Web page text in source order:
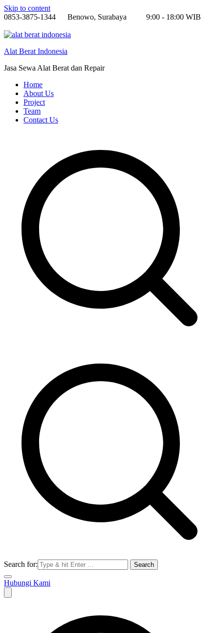
Skip to content
0853-3875-1344
Benowo, Surabaya 9:00 - 18:00 WIB
Alat Berat Indonesia
Jasa Sewa Alat Berat dan Repair
Home
About Us
Project
Team
Contact Us
Search for:
Hubungi Kami